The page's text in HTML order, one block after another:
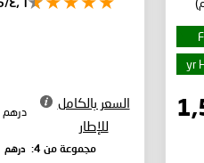
السعر بالكامل
للإطار
درهم
مجموعة من 4: درهم